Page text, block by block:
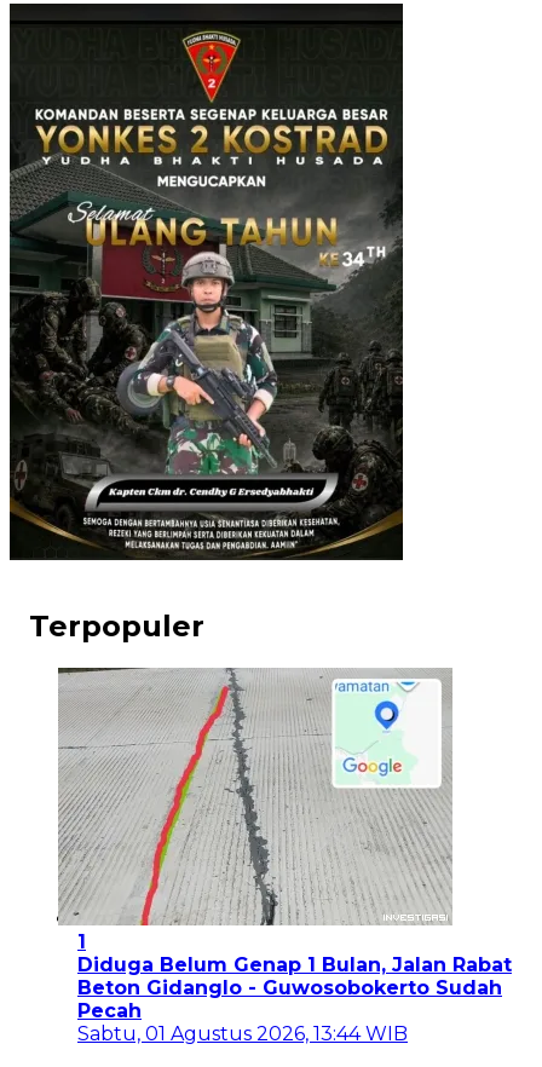
Terpopuler
1
Diduga Belum Genap 1 Bulan, Jalan Rabat
Beton Gidanglo - Guwosobokerto Sudah
Pecah
Sabtu, 01 Agustus 2026, 13:44 WIB